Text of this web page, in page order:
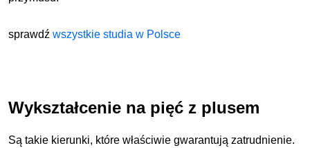
sprawdźwszystkie studia w Polsce
Wykształcenie na pięć z plusem
Są takie kierunki, które właściwie gwarantują zatrudnie­nie.